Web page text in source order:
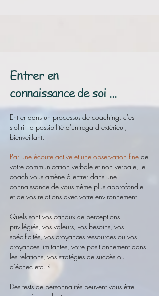
Entrer en
connaissance de soi ...
Entrer dans un processus de coaching, c'est
s'offrir la possibilité d'un regard extérieur,
bienveillant.
Par une écoute active et une observation fine de
votre communication verbale et non verbale, le
coach vous amène à entrer dans une
connaissance de vous-même plus approfondie
et de vos relations avec votre environnement.
Quels sont vos canaux de perceptions
privilégiés, vos valeurs, vos besoins, vos
spécificités, vos croyances-ressources ou vos
croyances limitantes, votre positionnement dans
les relations, vos stratégies de succès ou
d'échec etc. ?
Des tests de personnalités peuvent vous être